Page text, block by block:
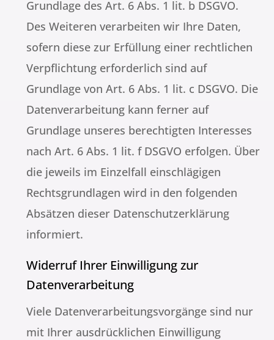
Grundlage des Art. 6 Abs. 1 lit. b DSGVO.
Des Weiteren verarbeiten wir Ihre Daten,
sofern diese zur Erfüllung einer rechtlichen
Verpflichtung erforderlich sind auf
Grundlage von Art. 6 Abs. 1 lit. c DSGVO. Die
Datenverarbeitung kann ferner auf
Grundlage unseres berechtigten Interesses
nach Art. 6 Abs. 1 lit. f DSGVO erfolgen. Über
die jeweils im Einzelfall einschlägigen
Rechtsgrundlagen wird in den folgenden
Absätzen dieser Datenschutzerklärung
informiert.
Widerruf Ihrer Einwilligung zur
Datenverarbeitung
Viele Datenverarbeitungsvorgänge sind nur
mit Ihrer ausdrücklichen Einwilligung